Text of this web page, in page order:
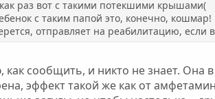
раз вот с такими потекшими крышами(
с таким папой это, конечно, кошмар!
отправляет на реабилитацию, если
сообщить, и никто не знает. Она
эффект такой же как от